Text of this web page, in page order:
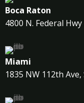
Boca Raton
4800 N. Federal
Miami
1835 NW 112th